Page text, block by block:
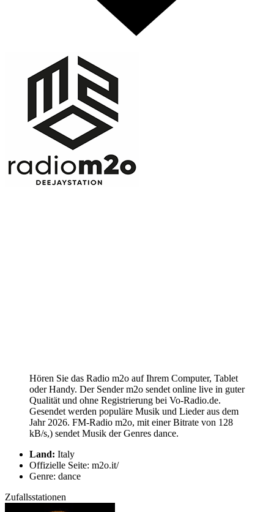
Hören Sie das Radio m2o auf Ihrem Computer, Tablet
oder Handy. Der Sender m2o sendet online live in guter
Qualität und ohne Registrierung bei Vo-Radio.de.
Gesendet werden populäre Musik und Lieder aus dem
Jahr 2026. FM-Radio m2o, mit einer Bitrate von 128
kB/s,) sendet Musik der Genres dance.
Land: Italy
Offizielle Seite: m2o.it/
Genre: dance
Zufallsstationen